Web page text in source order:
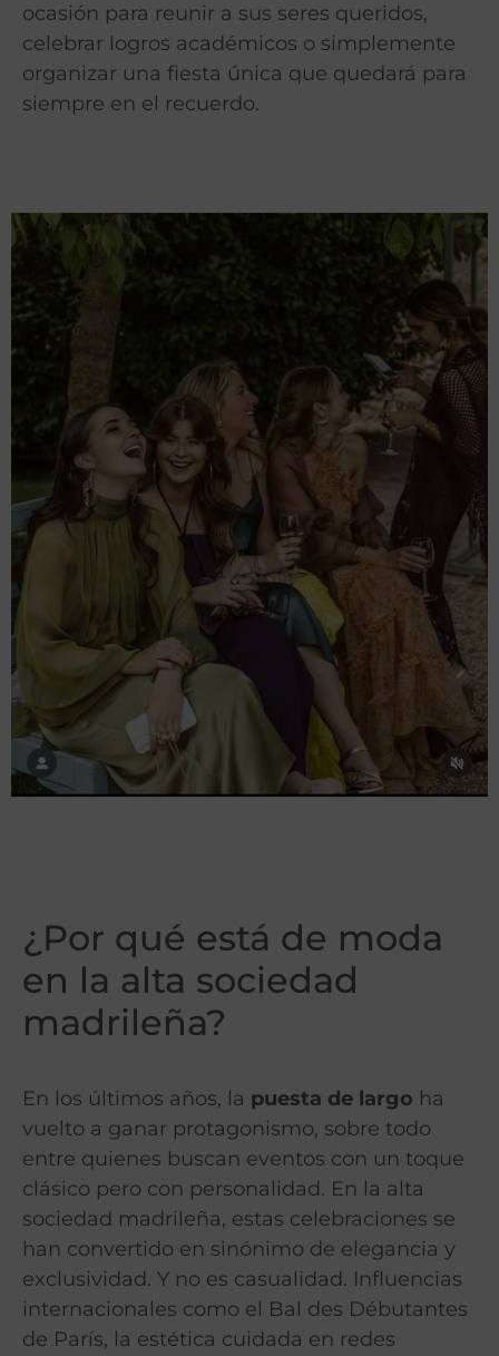
ocasión para reunir a sus seres queridos,
celebrar logros académicos o simplemente
organizar una fiesta única que quedará para
siempre en el recuerdo.
¿Por qué está de moda
en la alta sociedad
madrileña?
En los últimos años, la puesta de largo ha
vuelto a ganar protagonismo, sobre todo
entre quienes buscan eventos con un toque
clásico pero con personalidad. En la alta
sociedad madrileña, estas celebraciones se
han convertido en sinónimo de elegancia y
exclusividad. Y no es casualidad. Influencias
internacionales como el Bal des Débutantes
de París, la estética cuidada en redes